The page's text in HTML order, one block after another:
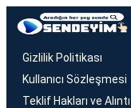
Gizlilik Politikası
Kullanıcı Sözleşmesi
Teklif Hakları ve Alıntı